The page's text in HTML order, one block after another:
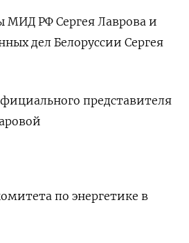
МИД РФ Сергея Лаврова и
дел Белоруссии Сергея
представителя
по энергетике в